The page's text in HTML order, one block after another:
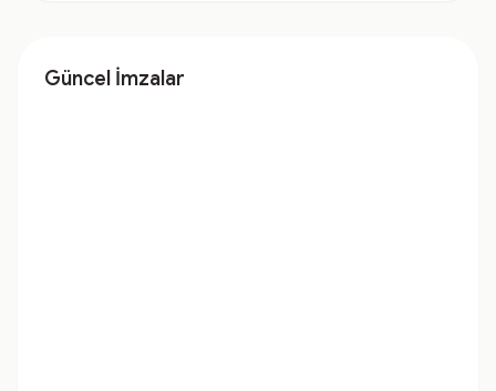
Güncel İmzalar